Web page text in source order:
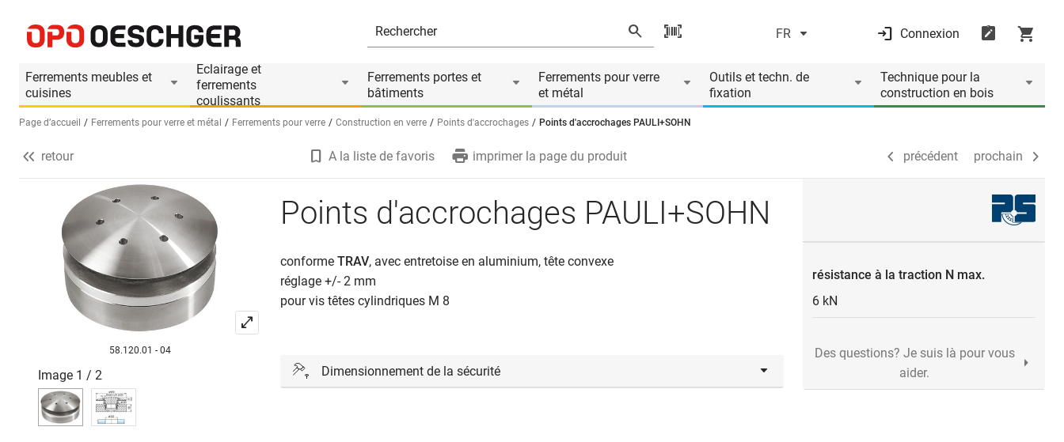
FR Connexion
Ferrements meubles et
cuisines
Eclairage et
ferrements
coulissants
Ferrements portes et
bâtiments
Ferrements pour verre
et métal
Outils et techn. de
fixation
Technique pour la
construction en bois
Sélectionnez une langue (FR)
Page d’accueil Ferrements pour verre et métal Ferrements pour verre Construction en verre Points d'accrochages Points d'accrochages PAULI+SOHN
Informations produit
Accessoires appropriés précédent prochain
retour A la liste de favoris imprimer la page du produit précédent prochain
58.120.01 - 04
Image 1 / 2
Points d'accrochages PAULI+SOHN
conforme TRAV, avec entretoise en aluminium, tête convexe
réglage +/- 2 mm
pour vis têtes cylindriques M 8
Dimensionnement de la sécurité
résistance à la traction N max.
6 kN
Des questions? Je suis là pour vous
aider.